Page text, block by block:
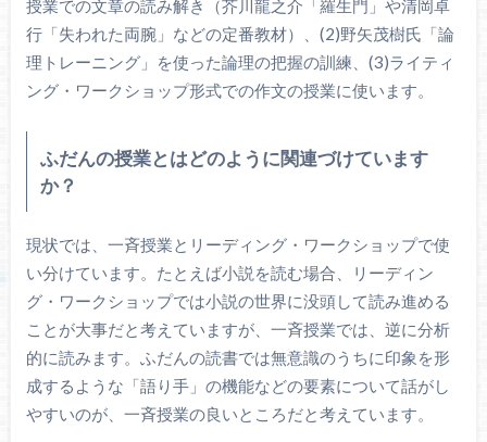
授業での文章の読み解き（芥川龍之介「羅生門」や清岡卓
行「失われた両腕」などの定番教材）、(2)野矢茂樹氏「論
理トレーニング」を使った論理の把握の訓練、(3)ライティ
ング・ワークショップ形式での作文の授業に使います。
ふだんの授業とはどのように関連づけています
か？
現状では、一斉授業とリーディング・ワークショップで使
い分けています。たとえば小説を読む場合、リーディン
グ・ワークショップでは小説の世界に没頭して読み進める
ことが大事だと考えていますが、一斉授業では、逆に分析
的に読みます。ふだんの読書では無意識のうちに印象を形
成するような「語り手」の機能などの要素について話がし
やすいのが、一斉授業の良いところだと考えています。